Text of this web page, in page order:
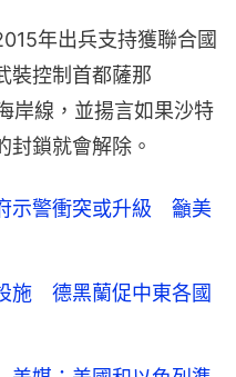
裝控制首都薩那
線，並揚言如果沙特
封鎖就會解除。